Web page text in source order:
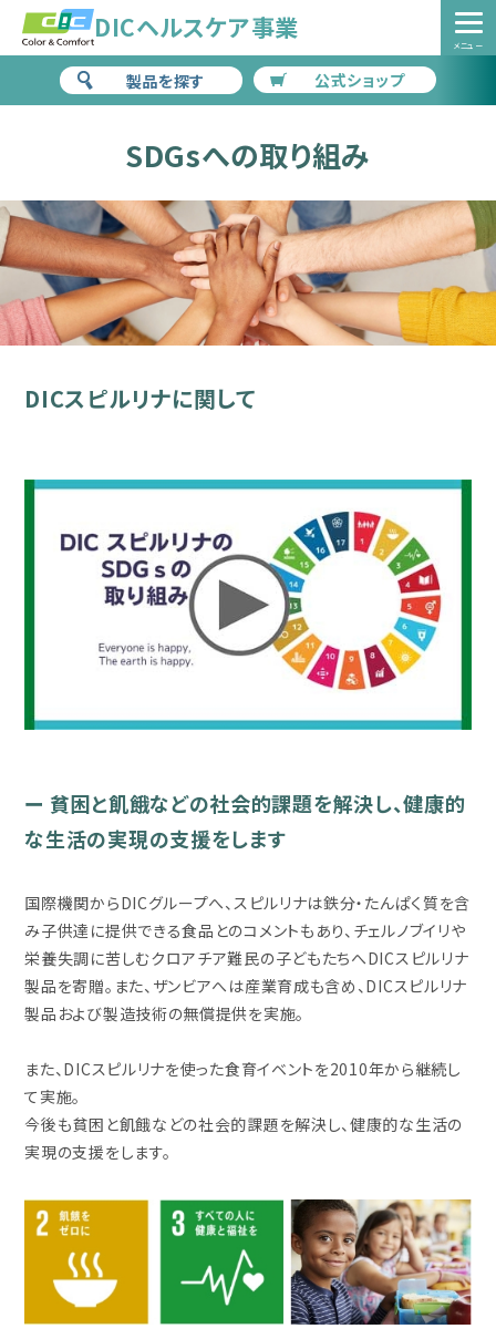
DICヘルスケア事業
製品を探す 公式ショップ
メニュー
>企業情報>SDGsへの取り組み
SDGsへの取り組み
DICスピルリナに関して
ー 貧困と飢餓などの社会的課題を解決し、健康的
な生活の実現の支援をします
国際機関からDICグループへ、スピルリナは鉄分・たんぱく質を含
み子供達に提供できる食品とのコメントもあり、チェルノブイリや
栄養失調に苦しむクロアチア難民の子どもたちへDICスピルリナ
製品を寄贈。また、ザンビアへは産業育成も含め、DICスピルリナ
製品および製造技術の無償提供を実施。
また、DICスピルリナを使った食育イベントを2010年から継続し
て実施。
今後も貧困と飢餓などの社会的課題を解決し、健康的な生活の
実現の支援をします。